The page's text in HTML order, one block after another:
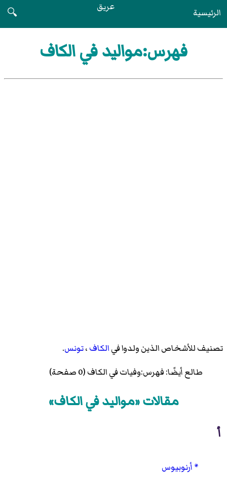
الرئيسية عريق
🔍
فهرس:مواليد في الكاف
تصنيف للأشخاص الذين ولدوا فيالكاف،تونس.
طالع أيضًا:فهرس:وفيات في الكاف(0 صفحة)
مقالات «مواليد في الكاف»
أ
أرنوبيوس